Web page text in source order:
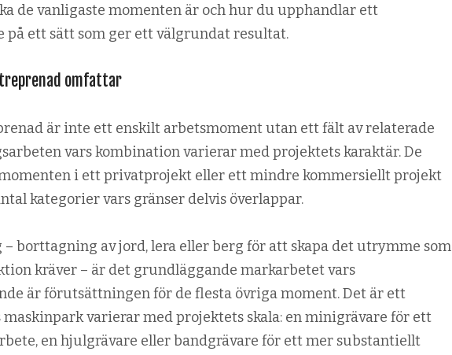
de vanligaste momenten är och hur du upphandlar ett
på ett sätt som ger ett välgrundat resultat.
omfattar
är inte ett enskilt arbetsmoment utan ett fält av relaterade
vars kombination varierar med projektets karaktär. De
i ett privatprojekt eller ett mindre kommersiellt projekt
kategorier vars gränser delvis överlappar.
– borttagning av jord, lera eller berg för att skapa det utrymme som
kräver – är det grundläggande markarbetet vars
är förutsättningen för de flesta övriga moment. Det är ett
maskinpark varierar med projektets skala: en minigrävare för ett
en hjulgrävare eller bandgrävare för ett mer substantiellt